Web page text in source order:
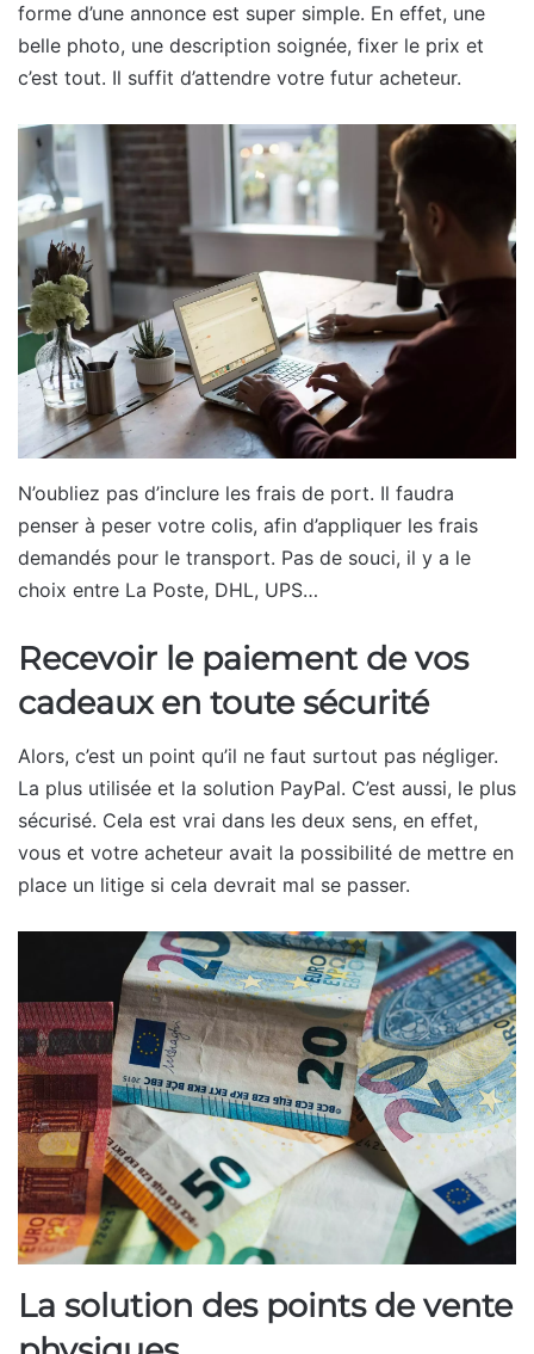
forme d’une annonce est super simple. En effet, une
belle photo, une description soignée, fixer le prix et
c’est tout. Il suffit d’attendre votre futur acheteur.
N’oubliez pas d’inclure les frais de port. Il faudra
penser à peser votre colis, afin d’appliquer les frais
demandés pour le transport. Pas de souci, il y a le
choix entre La Poste, DHL, UPS…
Recevoir le paiement de vos
cadeaux en toute sécurité
Alors, c’est un point qu’il ne faut surtout pas négliger.
La plus utilisée et la solution PayPal. C’est aussi, le plus
sécurisé. Cela est vrai dans les deux sens, en effet,
vous et votre acheteur avait la possibilité de mettre en
place un litige si cela devrait mal se passer.
La solution des points de vente